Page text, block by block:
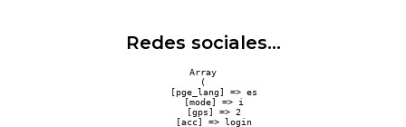
Redes sociales...
Array
(
    [pge_lang] => es
    [mode] => i
    [gps] => 2
    [acc] => login